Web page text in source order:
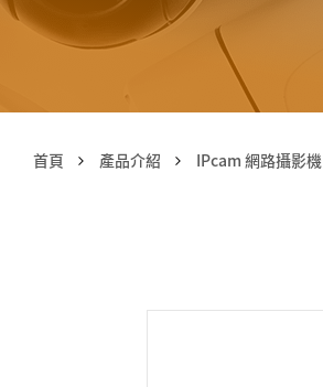
首頁 產品介紹 IPcam 網路攝影機